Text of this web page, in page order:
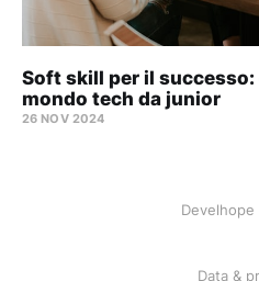
Soft skill per il
mondo tech da junior
26 NOV 2024
Data &